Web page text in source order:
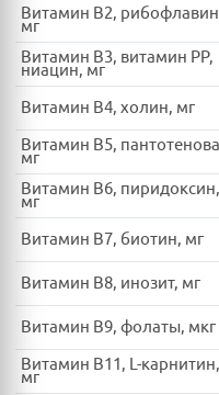
Витамин B2,
мг
Витамин B3, витамин PP,
ниацин, мг
Витамин B4, холин, мг
Витамин B5,
мг
Витамин B6, пиридоксин,
мг
Витамин B7, биотин, мг
Витамин B8, инозит, мг
Витамин B9, фолаты, мкг
Витамин B11, L-карнитин,
мг